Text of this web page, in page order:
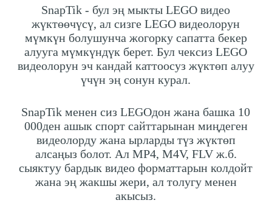
SnapTik - бул эң мыкты LEGO видео
жүктөөчүсү, ал сизге LEGO видеолорун
мүмкүн болушунча жогорку сапатта бекер
алууга мүмкүндүк берет. Бул чексиз LEGO
видеолорун эч кандай каттоосуз жүктөп алуу
үчүн эң сонун курал.
SnapTik менен сиз LEGOдон жана башка 10
000ден ашык спорт сайттарынан миңдеген
видеолорду жана ырларды түз жүктөп
алсаңыз болот. Ал MP4, M4V, FLV ж.б.
сыяктуу бардык видео форматтарын колдойт
жана эң жакшы жери, ал толугу менен
акысыз.